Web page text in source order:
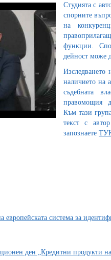
Студията с
спорните
на
функции.
дейност може
Изследването
наличието на
съдебната
правомощия
Към тази
текст с
запознаете
европейската система за
ден „Кредитни продукти